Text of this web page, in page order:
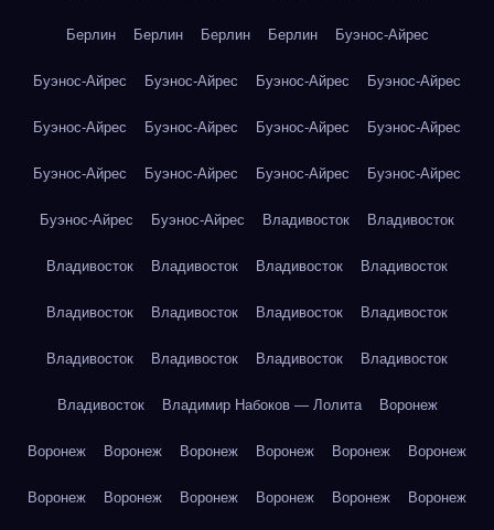
Берлин Берлин Берлин Берлин Буэнос-Айрес
Буэнос-Айрес Буэнос-Айрес Буэнос-Айрес Буэнос-Айрес
Буэнос-Айрес Буэнос-Айрес Буэнос-Айрес Буэнос-Айрес
Буэнос-Айрес Буэнос-Айрес Буэнос-Айрес Буэнос-Айрес
Буэнос-Айрес Буэнос-Айрес Владивосток Владивосток
Владивосток Владивосток Владивосток Владивосток
Владивосток Владивосток Владивосток Владивосток
Владивосток Владивосток Владивосток Владивосток
Владивосток Владимир Набоков — Лолита Воронеж
Воронеж Воронеж Воронеж Воронеж Воронеж Воронеж
Воронеж Воронеж Воронеж Воронеж Воронеж Воронеж